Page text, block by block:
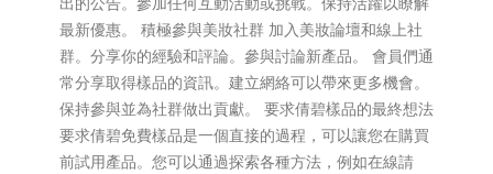
最新優惠。 積極參與美妝社群 加入美妝論壇和線上社
群。分享你的經驗和評論。參與討論新產品。 會員們通
常分享取得樣品的資訊。建立網絡可以帶來更多機會。
保持參與並為社群做出貢獻。 要求倩碧樣品的最終想法
要求倩碧免費樣品是一個直接的過程，可以讓您在購買
前試用產品。您可以通過探索各種方法，例如在線請